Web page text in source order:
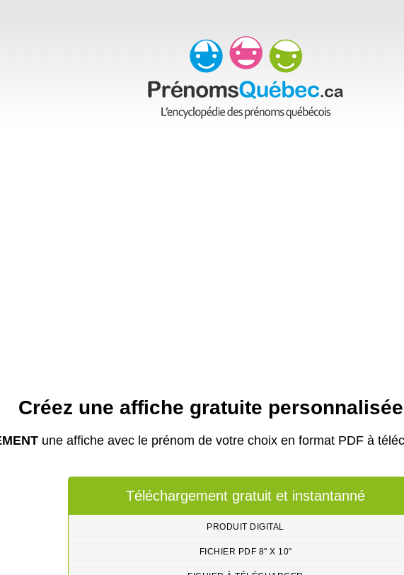
Créez une affiche gratuite
une affiche avec le prénom de votre choix en format PDF à
Téléchargement gratuit et instantanné
PRODUIT DIGITAL
FICHIER PDF 8" X 10"